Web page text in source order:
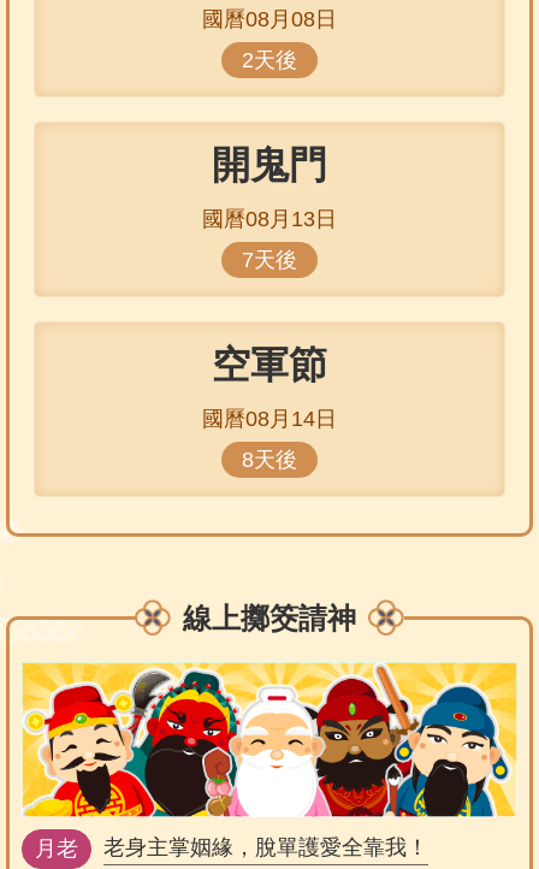
國曆08月08日
2天後
開鬼門
國曆08月13日
7天後
空軍節
國曆08月14日
8天後
線上擲筊請神
月老 老身主掌姻緣，脫單護愛全靠我！